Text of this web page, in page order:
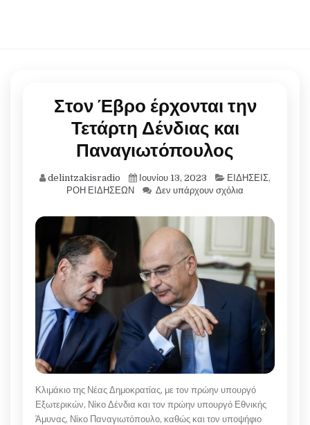
Στον Έβρο έρχονται την
Τετάρτη Δένδιας και
Παναγιωτόπουλος
delintzakisradio Ιουνίου 13, 2023 ΕΙΔΗΣΕΙΣ,
ΡΟΗ ΕΙΔΗΣΕΩΝ
Δεν υπάρχουν σχόλια
Κλιμάκιο της Νέας Δημοκρατίας, με τον πρώην υπουργό
Εξωτερικών, Νίκο Δένδια και τον πρώην υπουργό Εθνικής
Άμυνας, Νίκο Παναγιωτόπουλο, καθώς και τον υποψήφιο